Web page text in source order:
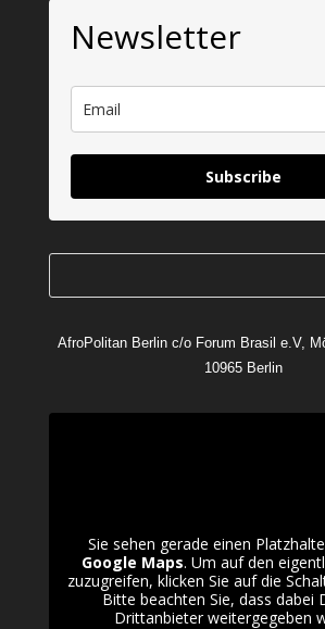
Newsletter
Subscribe
AfroPolitan Berlin c/o Forum Brasil e.V,
10965 Berlin
Sie sehen gerade einen
Google Maps. Um auf den
zuzugreifen, klicken Sie auf die
Bitte beachten Sie, dass dabei
Drittanbieter weitergegeben